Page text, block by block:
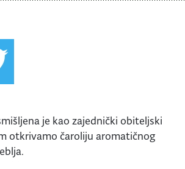
je kao zajednički obiteljski
otkrivamo čaroliju aromatičnog